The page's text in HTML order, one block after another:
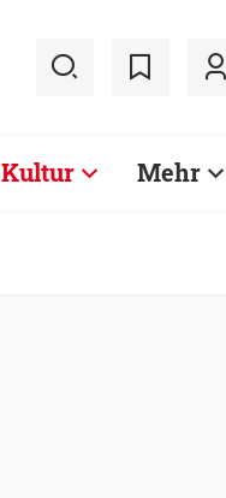
Kultur Mehr